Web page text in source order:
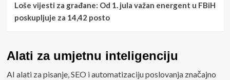
Loše vijesti za građane: Od 1. jula važan energent u FBiH
poskupljuje za 14,42 posto
Alati za umjetnu inteligenciju
AI alati za pisanje, SEO i automatizaciju poslovanja značajno